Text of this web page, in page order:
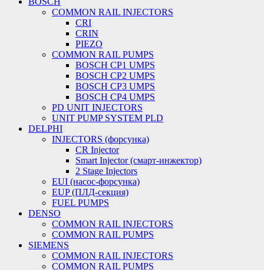
COMMON RAIL INJECTORS
CRI
CRIN
PIEZO
COMMON RAIL PUMPS
BOSCH CP1 UMPS
BOSCH CP2 UMPS
BOSCH CP3 UMPS
BOSCH CP4 UMPS
PD UNIT INJECTORS
UNIT PUMP SYSTEM PLD
DELPHI
INJECTORS (форсунка)
CR Injector
Smart Injector (смарт-инжектор)
2 Stage Injectors
EUI (насос-форсунка)
EUP (ПЛД-секция)
FUEL PUMPS
DENSO
COMMON RAIL INJECTORS
COMMON RAIL PUMPS
SIEMENS
COMMON RAIL INJECTORS
COMMON RAIL PUMPS